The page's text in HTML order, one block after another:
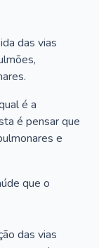
das vias
é a
é pensar que
e
que o
das vias